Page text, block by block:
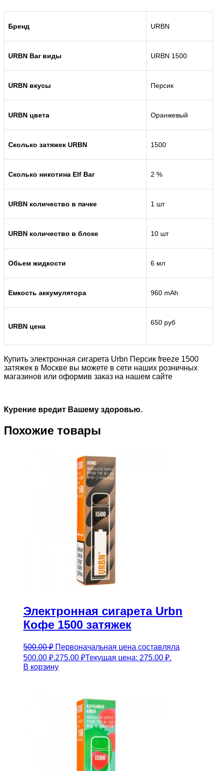
Бренд URBN
URBN Bar виды URBN 1500
URBN вкусы Персик
URBN цвета Оранжевый
Сколько затяжек URBN 1500
Сколько никотина Elf Bar 2 %
URBN количество в пачке 1 шт
URBN количество в блоке 10 шт
Обьем жидкости 6 мл
Емкость аккумулятора 960 mAh
URBN цена 650 руб
Купить электронная сигарета Urbn Персик freeze 1500
затяжек в Москве вы можете в сети наших розничных
магазинов или оформив заказ на нашем сайте
Курение вредит Вашему здоровью.
Похожие товары
Электронная сигарета Urbn
Кофе 1500 затяжек
500.00₽ Первоначальная цена составляла
500.00 ₽.275.00 ₽Текущая цена: 275.00 ₽.
В корзину